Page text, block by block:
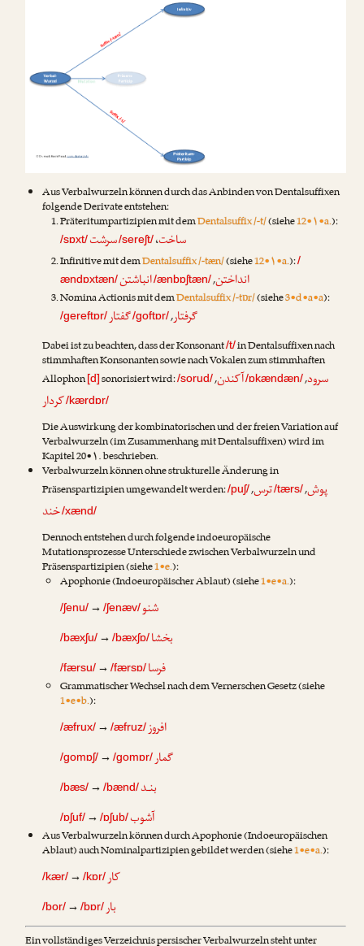
Aus Verbalwurzeln können durch das Anbinden von Dentalsuffixen
folgende Derivate entstehen:
Präteritumpartizipien mit demDentalsuffix /-t/(siehe12•۱•a.):
/sɒxt/ ساخت،/sereʃt/سرشت
Infinitive mit demDentalsuffix /-tæn/(siehe12•۱•a.):/
ændɒxtæn/
انداختن,
/ænbɒʃtæn/انباشتن
Nomina Actionis mit demDentalsuffix /-tɒr/(siehe3•d•a•a):
/gereftɒr/ گرفتار,
/goftɒr/گفتار
Dabei ist zu beachten, dass der Konsonant/t/in Dentalsuffixen nach
stimmhaften Konsonanten sowie nach Vokalen zum stimmhaften
Allophon[d]sonorisiert wird:/sorud/ سرود,
/ɒkændæn/آکندن,
/kærdɒr/کردار
Die Auswirkung der kombinatorischen und der freien Variation auf
Verbalwurzeln (im Zusammenhang mit Dentalsuffixen) wird im
Kapitel 20•۱. beschrieben.
Verbalwurzeln können ohne strukturelle Änderung in
Präsenspartizipien umgewandelt werden:/puʃ/ پوش,
/tærs/ترس,
/xænd/خند
Dennoch entstehen durch folgende indoeuropäische
Mutationsprozesse Unterschiede zwischen Verbalwurzeln und
Präsenspartizipien (siehe1•e.):
Apophonie (Indoeuropäischer Ablaut) (siehe1•e•a.):
/ʃenu/→ /ʃenæv/شنو
/bæxʃu/→ /bæxʃɒ/بخشا
/færsu/→ /færsɒ/فرسا
Grammatischer Wechsel nach dem Vernerschen Gesetz (siehe
1•e•b.):
/æfrux/→ /æfruz/افروز
/gomɒʃ/→ /gomɒr/گمار
/bæs/→ /bænd/بنـد
/ɒʃuf/→ /ɒʃub/آشوب
Aus Verbalwurzeln können durch Apophonie (Indoeuropäischen
Ablaut) auch Nominalpartizipien gebildet werden (siehe1•e•a.):
/kær/ →/kɒr/کار
/bor/ →/bɒr/بار